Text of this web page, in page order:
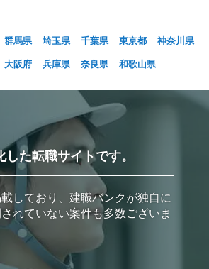
群馬県 埼玉県 千葉県 東京都 神奈川県
大阪府 兵庫県 奈良県 和歌山県
た転職サイトです。
しており、建職バンクが独自に
れていない案件も多数ございま